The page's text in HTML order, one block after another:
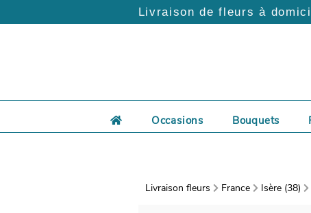
Livraison de fleurs à
Occasions Bouquets
Livraison fleurs France Isère (38)